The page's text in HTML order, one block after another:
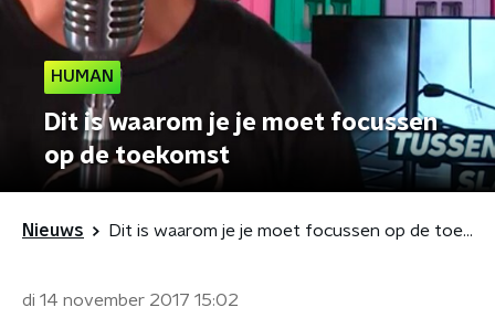
HUMAN
Dit is waarom je je moet focussen
op de toekomst
Nieuws Dit is waarom je je moet focussen op de toekomst
di 14 november 2017 15:02